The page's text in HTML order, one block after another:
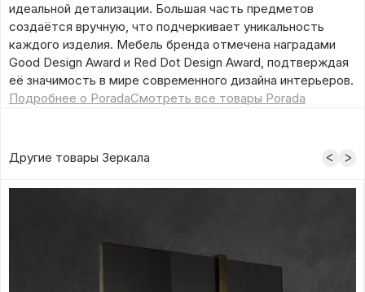
идеальной детализации. Большая часть предметов
создаётся вручную, что подчеркивает уникальность
каждого изделия. Мебель бренда отмечена наградами
Good Design Award и Red Dot Design Award, подтверждая
её значимость в мире современного дизайна интерьеров.
Подробнее о PoradaСмотреть все товары Porada
Другие товары Зеркала